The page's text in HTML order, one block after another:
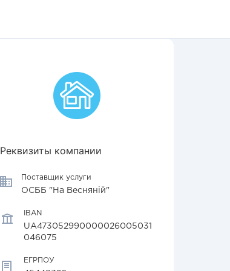
Реквизиты компании
Поставщик услуги
ОСББ "На Весняній"
IBAN
UA473052990000026005031
046075
ЕГРПОУ